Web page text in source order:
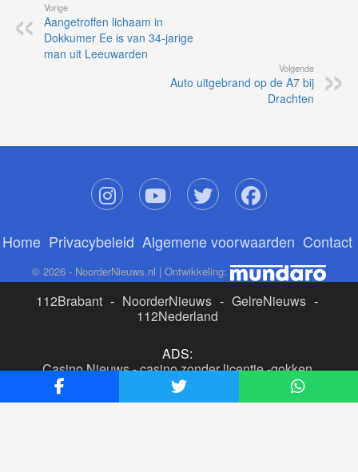
Vorige
Aangetroffen lichaam in
Dokkumer Ee is van 34-jarige
man uit Leeuwarden
Volgende
Auto uitgebrand op de A7 bij
Drachten
Home Privacybeleid Algemene voorwaarden Contact
© 2026 - NoorderNieuws.nl | Ontwikkeling:
112Brabant - NoorderNieuws - GelreNieuws -
112Nederland
ADS:
Casino Nieuws-casino zonder licentie-gokken
buitenlandse site
beste online casino nederland